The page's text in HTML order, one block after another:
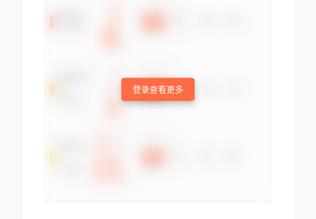
登录查看更多